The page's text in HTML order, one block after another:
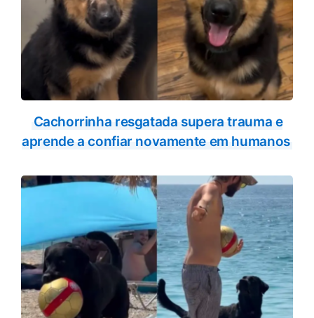
Cachorrinha resgatada supera trauma e
aprende a confiar novamente em humanos